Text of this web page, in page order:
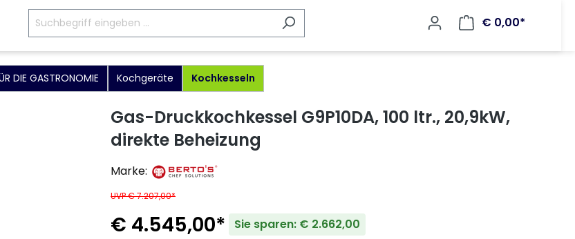
€ 0,00*
DIE GASTRONOMIE Kochgeräte Kochkesseln
Gas-Druckkochkessel G9P10DA, 100 ltr., 20,9kW,
direkte Beheizung
Marke:
UVP € 7.207,00*
€ 4.545,00* Sie sparen: € 2.662,00